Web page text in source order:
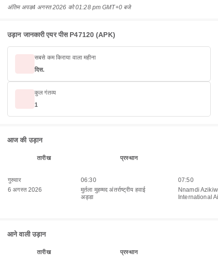
अंतिम अपड4 अगस्त 2026 को 01:28 pm GMT+0 बजे
उड़ान जानकारी एयर पीस P47120 (APK)
सबसे कम किराया वाला महीना
दिस.
कुल गंतव्य
1
आज की उड़ान
तारीख प्रस्थान
गुरुवार
6 अगस्त 2026
06:30
मुर्तला मुहम्मद अंतर्राष्ट्रीय हवाई
अड्डा
07:50
Nnamdi
International
आने वाली उड़ान
तारीख प्रस्थान